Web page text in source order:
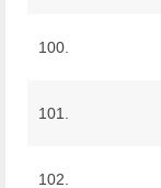
100.
101.
102.